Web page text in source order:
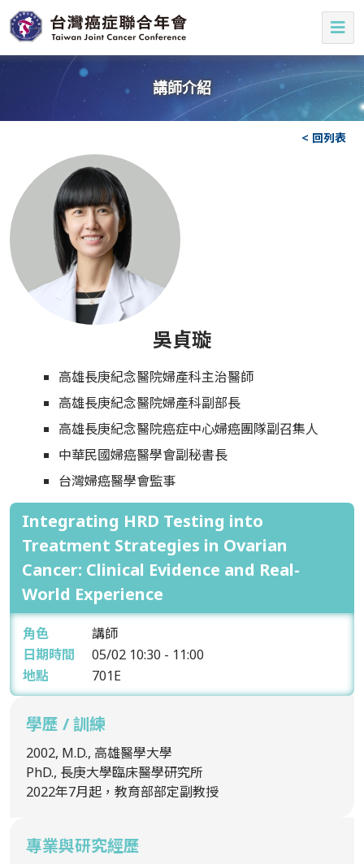
講師介紹
< 回列表
吳貞璇
高雄長庚紀念醫院婦產科主治醫師
高雄長庚紀念醫院婦產科副部長
高雄長庚紀念醫院癌症中心婦癌團隊副召集人
中華民國婦癌醫學會副秘書長
台灣婦癌醫學會監事
Integrating HRD Testing into
Treatment Strategies in Ovarian
Cancer: Clinical Evidence and Real-
World Experience
角色
講師
日期時間
05/02 10:30 - 11:00
地點
701E
學歷 / 訓練
2002, M.D., 高雄醫學大學
PhD., 長庚大學臨床醫學研究所
2022年7月起，教育部部定副教授
專業與研究經歷